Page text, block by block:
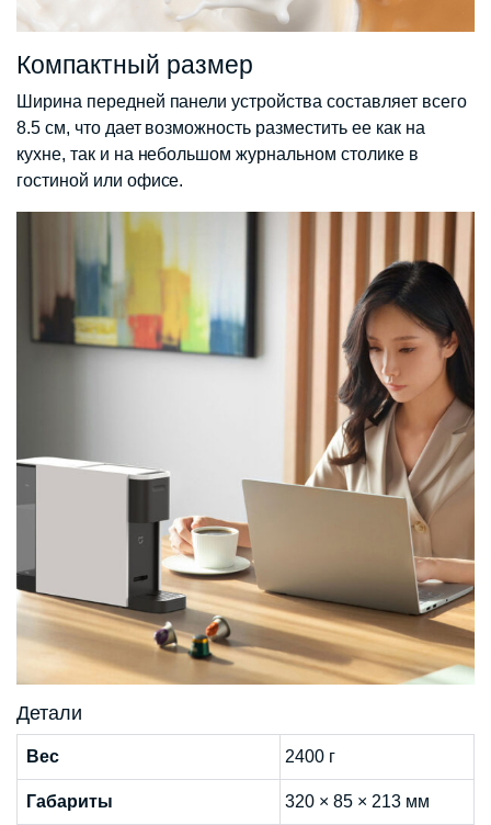
Компактный размер
Ширина передней панели устройства составляет всего
8.5 см, что дает возможность разместить ее как на
кухне, так и на небольшом журнальном столике в
гостиной или офисе.
Детали
Вес 2400 г
Габариты 320 × 85 × 213 мм